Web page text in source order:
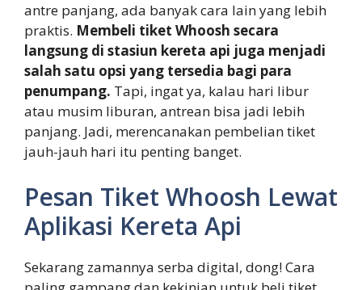
antre panjang, ada banyak cara lain yang lebih
praktis. Membeli tiket Whoosh secara
langsung di stasiun kereta api juga menjadi
salah satu opsi yang tersedia bagi para
penumpang. Tapi, ingat ya, kalau hari libur
atau musim liburan, antrean bisa jadi lebih
panjang. Jadi, merencanakan pembelian tiket
jauh-jauh hari itu penting banget.
Pesan Tiket Whoosh Lewat
Aplikasi Kereta Api
Sekarang zamannya serba digital, dong! Cara